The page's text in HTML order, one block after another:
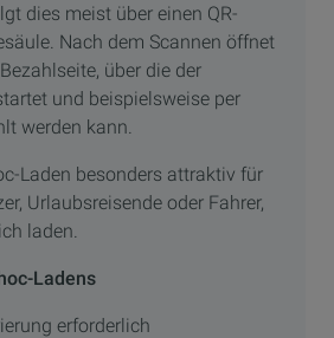
dies meist über einen QR-
Nach dem Scannen öffnet
über die der
und beispielsweise per
werden kann.
Laden besonders attraktiv für
Urlaubsreisende oder Fahrer,
laden.
Ladens
erforderlich